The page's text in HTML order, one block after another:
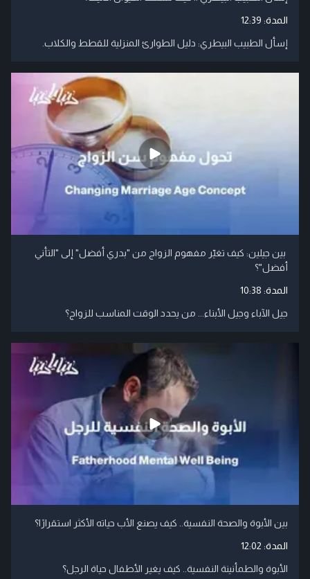
المدة: 12:39
إسأل الطبيب البيطري: دليل الطوارئ المنزلية للقطط والكلاب.
بين جيلين: كيف تغيّر مفهوم الزواج من "بدري أفضل" إلى "التأني
أفضل"؟
المدة: 10:38
جيل الآباء وجيل الأبناء... من يحدد الوقت المناسب للزواج؟
بين الأبوة والصحة النفسية.. كيف يصنع الأب حياته الأكثر استقرارًا؟
المدة: 12:02
الأبوة والطمأنينة النفسية.. كيف يغير الأطفال حياة الرجل؟